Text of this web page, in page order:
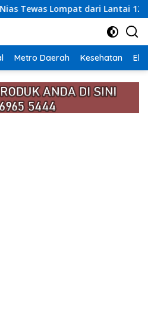
12 Apartemen, Berawal dari
Metro Daerah Kesehatan